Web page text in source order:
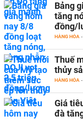
Bảng
tăng
đồng/
HÀNG HÓA -
Thuế
thủy
HÀNG HÓA -
Giá
đà